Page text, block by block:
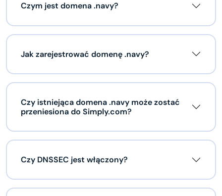
Czym jest domena .navy?
Jak zarejestrować domenę .navy?
Czy istniejąca domena .navy może zostać
przeniesiona do Simply.com?
Czy DNSSEC jest włączony?